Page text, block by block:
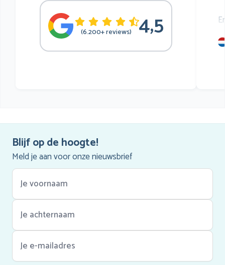
(6.200+ reviews) 4,5
Blijf op de hoogte!
Meld je aan voor onze nieuwsbrief